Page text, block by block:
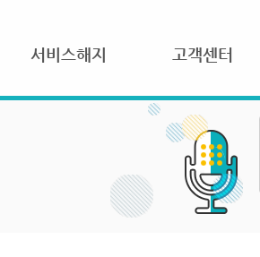
서비스해지 고객센터